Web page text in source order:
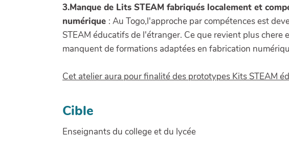
3.Manque de Lits STEAM fabriqués localement et
numérique : Au Togo,l'approche par compétences est
STEAM éducatifs de l'étranger. Ce que revient plus
manquent de formations adaptées en fabrication
Cet atelier aura pour finalité des prototypes Kits STEAM
Cible
Enseignants du college et du lycée